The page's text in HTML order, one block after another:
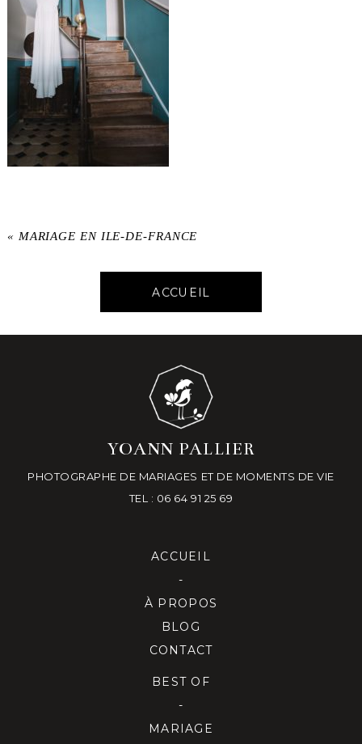
« MARIAGE EN ILE-DE-FRANCE
ACCUEIL
YOANN PALLIER
PHOTOGRAPHE DE MARIAGES ET DE MOMENTS DE VIE
TEL : 06 64 91 25 69
ACCUEIL
-
À PROPOS
BLOG
CONTACT
BEST OF
-
MARIAGE